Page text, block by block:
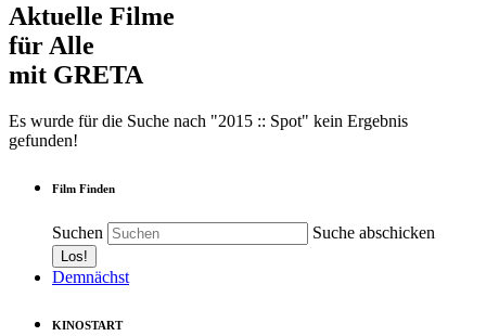
Aktuelle Filme
für Alle
mit GRETA
Es wurde für die Suche nach "2015 :: Spot" kein Ergebnis
gefunden!
Film Finden
Suchen Suche abschicken
Demnächst
KINOSTART